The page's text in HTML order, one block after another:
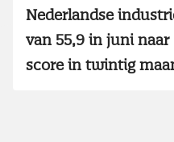
Nederlandse
van 55,9 in juni naar
score in twintig